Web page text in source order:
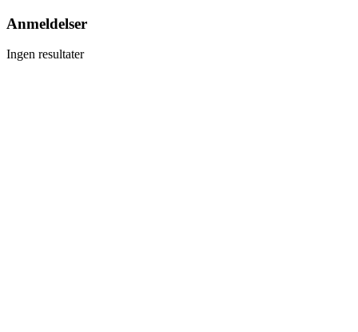
Anmeldelser
Ingen resultater